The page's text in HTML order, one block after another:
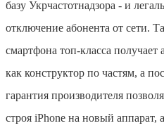
базу Укрчастотнадзора - и
отключение абонента от сети.
смартфона топ-класса
как конструктор по частям, а
гарантия производителя
строя iPhone на новый аппарат,